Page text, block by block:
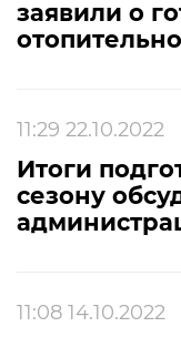
заявили о
11:29 22.10.2022
Итоги
сезону
11:08 14.10.2022